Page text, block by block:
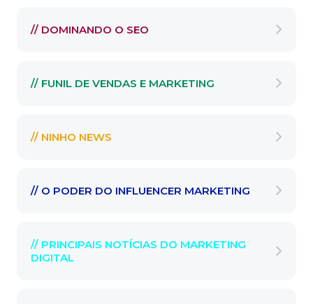
// DOMINANDO O SEO
// FUNIL DE VENDAS E MARKETING
// NINHO NEWS
// O PODER DO INFLUENCER MARKETING
// PRINCIPAIS NOTÍCIAS DO MARKETING
DIGITAL